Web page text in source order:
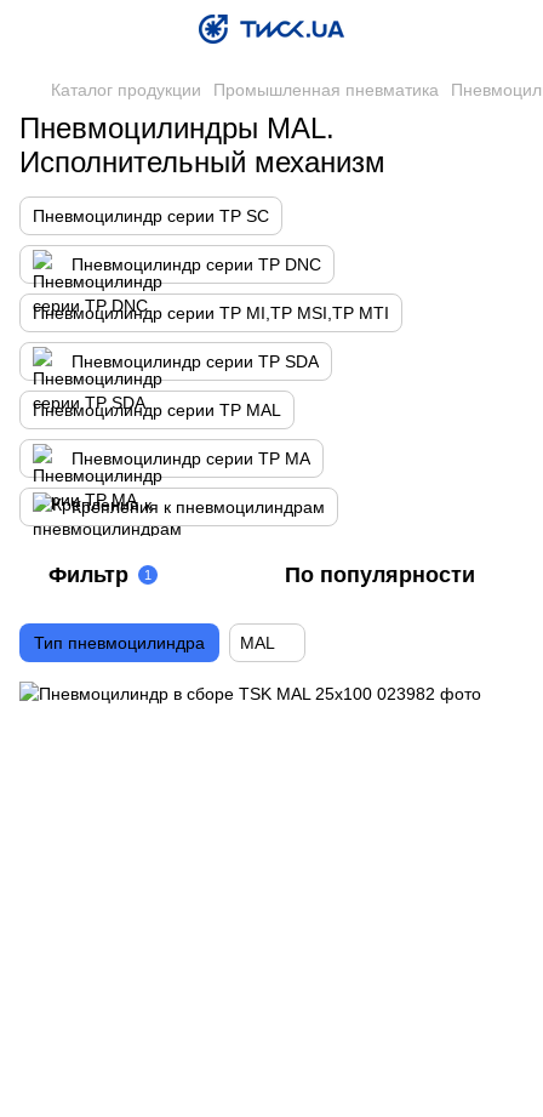
Каталог продукции Промышленная пневматика
Пневмоцилиндры MAL.
Исполнительный механизм
Пневмоцилиндр серии TP SC
Пневмоцилиндр серии TP DNC
Пневмоцилиндр серии TP MI,TP MSI,TP MTI
Пневмоцилиндр серии TP SDA
Пневмоцилиндр серии TP MAL
Пневмоцилиндр серии TP MA
Крепления к пневмоцилиндрам
Фильтр 1 По популярности
Тип пневмоцилиндра MAL